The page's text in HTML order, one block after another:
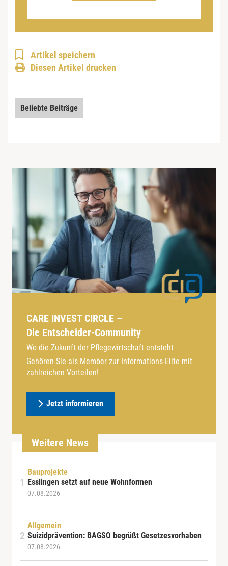
Artikel speichern
Diesen Artikel drucken
Beliebte Beiträge
CARE INVEST CIRCLE –
Die Entscheider-Community
Wo die Zukunft der Pflegewirtschaft entsteht
Gehören Sie als Member zur Informations-Elite mit
zahlreichen Vorteilen!
Jetzt informieren
Weitere News
Bauprojekte
Esslingen setzt auf neue Wohnformen
07.08.2026
Allgemein
Suizidprävention: BAGSO begrüßt Gesetzesvorhaben
07.08.2026